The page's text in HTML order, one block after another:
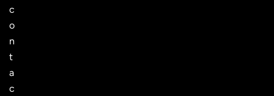
c
o
n
t
a
c